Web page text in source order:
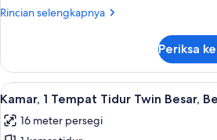
Rokok
Rincian selengkapnya
Rincian
Kamar
Double,
Bebas
Rokok
Periksa
Lihat
semua
foto
7
Kamar, 1 Tempat Tidur Twin Besar,
16 meter persegi